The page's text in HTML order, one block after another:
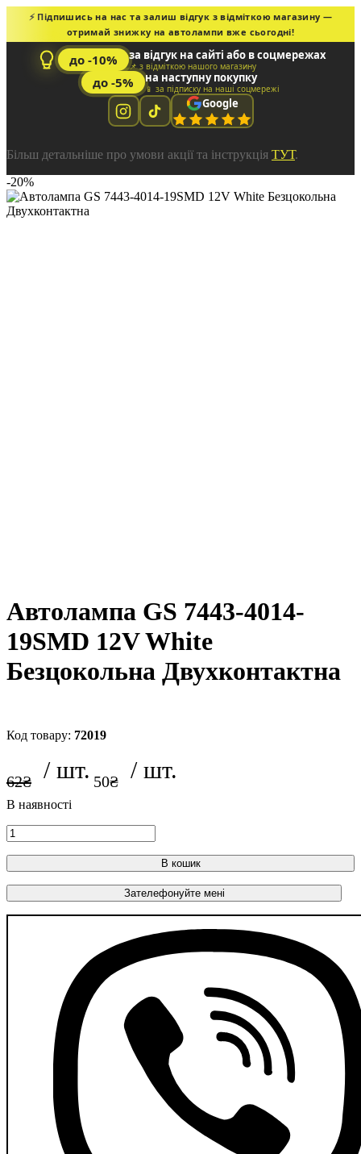
⚡ Підпишись на нас та залиш відгук з відміткою магазину —
отримай знижку на автолампи вже сьогодні!
до -10% за відгук на сайті або в соцмережах
📌 з відміткою нашого магазину
до -5% на наступну покупку
📱 за підписку на наші соцмережі
Google
Більш детальніше про умови акції та інструкція ТУТ.
-20%
Автолампа GS 7443-4014-
19SMD 12V White
Безцокольна Двухконтактна
72019
62₴ 50₴
В кошик
Зателефонуйте мені